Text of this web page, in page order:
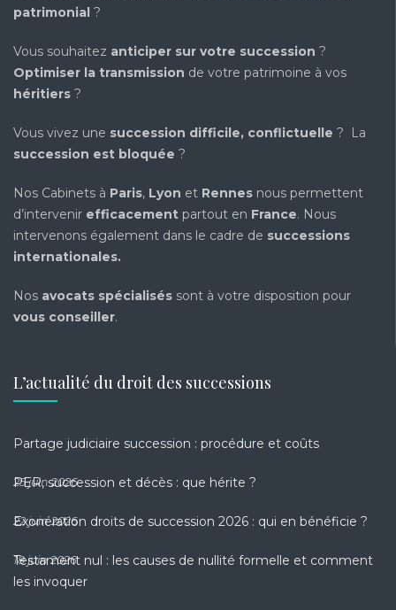
patrimonial ?
Vous souhaitez anticiper sur votre succession ?
Optimiser la transmission de votre patrimoine à vos
héritiers ?
Vous vivez une succession difficile, conflictuelle ? La
succession est bloquée ?
Nos Cabinets à Paris, Lyon et Rennes nous permettent
d’intervenir efficacement partout en France. Nous
intervenons également dans le cadre de successions
internationales.
Nos avocats spécialisés sont à votre disposition pour
vous conseiller.
L’actualité du droit des successions
Partage judiciaire succession : procédure et coûts
25 juin 2026
PER, succession et décès : que hérite ?
22 juin 2026
Exonération droits de succession 2026 : qui en bénéficie ?
18 juin 2026
Testament nul : les causes de nullité formelle et comment
les invoquer